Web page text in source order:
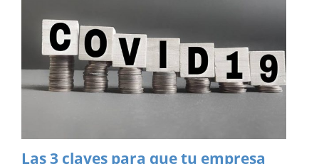
Las 3 claves para que tu empresa